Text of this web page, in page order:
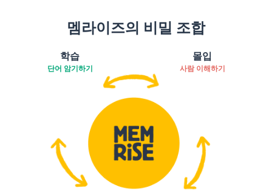
멤라이즈의 비밀 조합
학습
단어 암기하기
몰입
사람 이해하기